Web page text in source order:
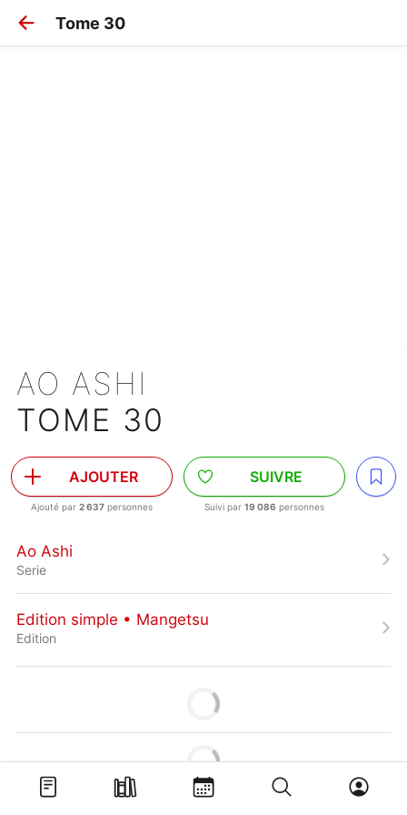
Tome 30
AO ASHI
TOME 30
AJOUTER
Ajouté par 2 637 personnes
SUIVRE
Suivi par 19 086 personnes
Ao Ashi
Serie
Edition simple • Mangetsu
Edition